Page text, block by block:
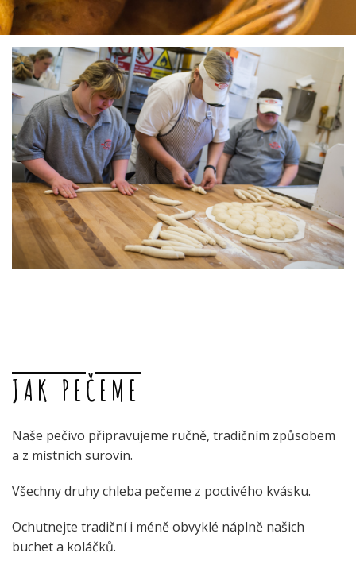
JAK PEČEME
Naše pečivo připravujeme ručně, tradičním způsobem
a z místních surovin.
Všechny druhy chleba pečeme z poctivého kvásku.
Ochutnejte tradiční i méně obvyklé náplně našich
buchet a koláčků.